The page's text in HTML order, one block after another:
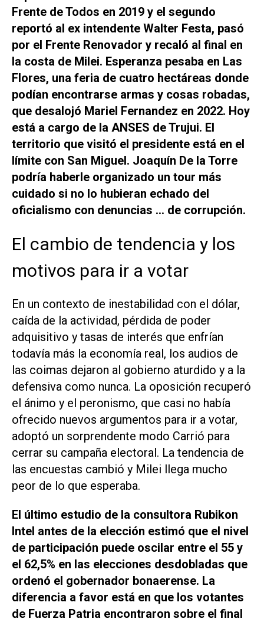
Frente de Todos en 2019 y el segundo
reportó al ex intendente Walter Festa, pasó
por el Frente Renovador y recaló al final en
la costa de Milei. Esperanza pesaba en Las
Flores, una feria de cuatro hectáreas donde
podían encontrarse armas y cosas robadas,
que desalojó Mariel Fernandez en 2022. Hoy
está a cargo de la ANSES de Trujui. El
territorio que visitó el presidente está en el
límite con San Miguel. Joaquín De la Torre
podría haberle organizado un tour más
cuidado si no lo hubieran echado del
oficialismo con denuncias … de corrupción.
El cambio de tendencia y los
motivos para ir a votar
En un contexto de inestabilidad con el dólar,
caída de la actividad, pérdida de poder
adquisitivo y tasas de interés que enfrían
todavía más la economía real, los audios de
las coimas dejaron al gobierno aturdido y a la
defensiva como nunca. La oposición recuperó
el ánimo y el peronismo, que casi no había
ofrecido nuevos argumentos para ir a votar,
adoptó un sorprendente modo Carrió para
cerrar su campaña electoral. La tendencia de
las encuestas cambió y Milei llega mucho
peor de lo que esperaba.
El último estudio de la consultora Rubikon
Intel antes de la elección estimó que el nivel
de participación puede oscilar entre el 55 y
el 62,5% en las elecciones desdobladas que
ordenó el gobernador bonaerense. La
diferencia a favor está en que los votantes
de Fuerza Patria encontraron sobre el final